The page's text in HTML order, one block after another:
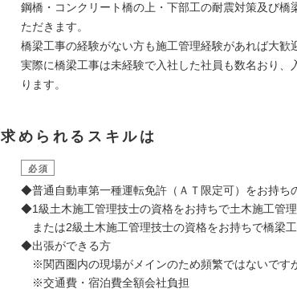
鋼橋・コンクリート橋の上・下部工の耐震対策及び
ただきます。
橋梁工事の経験がない方も施工管理経験があれば大歓
実際に橋梁工事は未経験で入社した社員も数名おり、
ります。
求められるスキルは
必須
◆普通自動車第一種運転免許（ＡＴ限定可）をお持ち
◆1級土木施工管理技士の資格をお持ちで土木施工管
または2級土木施工管理技士の資格をお持ちで橋梁
◆出張ができる方
※関西圏内の現場がメインのため頻繁ではないです
※交通費・宿泊費全額会社負担